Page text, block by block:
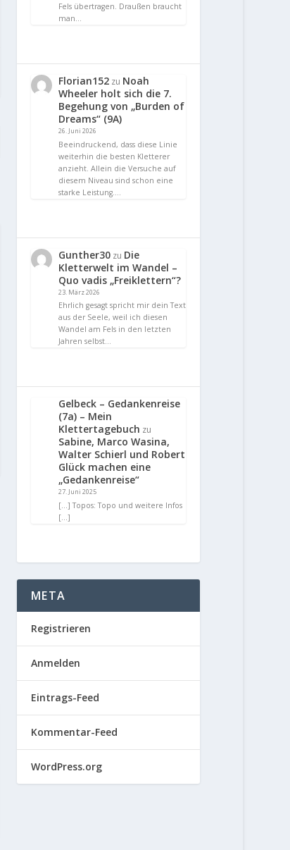
Fels übertragen. Draußen braucht
man…
Florian152 zu Noah
Wheeler holt sich die 7.
Begehung von „Burden of
Dreams“ (9A)
26. Juni 2026
Beeindruckend, dass diese Linie
weiterhin die besten Kletterer
anzieht. Allein die Versuche auf
diesem Niveau sind schon eine
starke Leistung.…
Gunther30 zu Die
Kletterwelt im Wandel –
Quo vadis „Freiklettern“?
23. März 2026
Ehrlich gesagt spricht mir dein Text
aus der Seele, weil ich diesen
Wandel am Fels in den letzten
Jahren selbst…
Gelbeck – Gedankenreise
(7a) – Mein
Klettertagebuch zu
Sabine, Marco Wasina,
Walter Schierl und Robert
Glück machen eine
„Gedankenreise“
27. Juni 2025
[…] Topos: Topo und weitere Infos
[…]
META
Registrieren
Anmelden
Eintrags-Feed
Kommentar-Feed
WordPress.org